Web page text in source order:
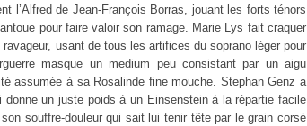
l’Alfred de Jean-François Borras, jouant les forts ténors
pour faire valoir son ramage. Marie Lys fait craquer
usant de tous les artifices du soprano léger pour
masque un medium peu consistant par un aigu
assumée à sa Rosalinde fine mouche. Stephan Genz a
donne un juste poids à un Einsenstein à la répartie facile
souffre-douleur qui sait lui tenir tête par le grain corsé